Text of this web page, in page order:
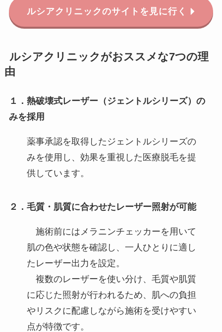
ルシアクリニックのサイトを見に行く
ルシアクリニックがおススメな7つの理
由
１．熱破壊式レーザー（ジェントルシリーズ）の
みを採用
薬事承認を取得したジェントルシリーズの
みを使用し、効果を重視した医療脱毛を提
供しています。
２．毛質・肌質に合わせたレーザー照射が可能
施術前にはメラニンチェッカーを用いて
肌の色や状態を確認し、一人ひとりに適し
たレーザー出力を設定。
複数のレーザーを使い分け、毛質や肌質
に応じた照射が行われるため、肌への負担
やリスクに配慮しながら施術を受けやすい
点が特徴です。